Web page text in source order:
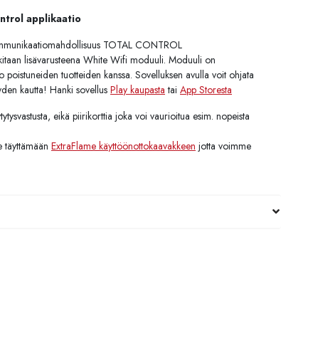
applikaatio
TOTAL CONTROL
lisävarusteena White Wifi moduuli. Moduuli on
tuotteiden kanssa. Sovelluksen avulla voit ohjata
kautta! Hanki sovellus Play kaupasta tai App Storesta
eikä piirikorttia joka voi vaurioitua esim. nopeista
täyttämään ExtraFlame käyttöönottokaavakkeen jotta voimme